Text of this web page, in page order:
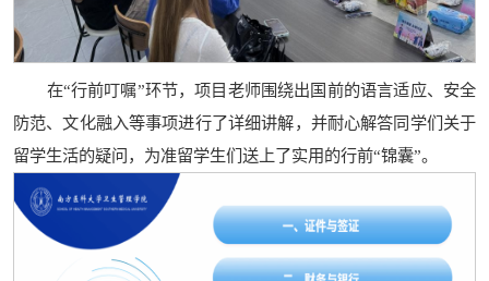
在“行前叮嘱”环节，项目老师围绕出国前的语言适应、安全
防范、文化融入等事项进行了详细讲解，并耐心解答同学们关于
留学生活的疑问，为准留学生们送上了实用的行前“锦囊”。